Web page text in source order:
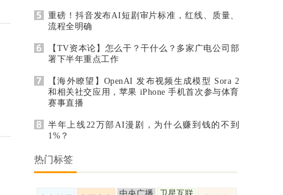
重磅！抖音发布AI短剧审片标准，红线、质量、
流程全明确
【TV资本论】怎么干？干什么？多家广电公司部
署下半年重点工作
【海外瞭望】OpenAI 发布视频生成模型 Sora 2
和相关社交应用，苹果 iPhone 手机首次参与体育
赛事直播
半年上线22万部AI漫剧，为什么赚到钱的不到
1%？
热门标签